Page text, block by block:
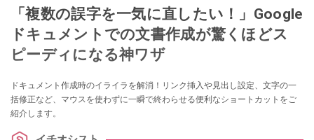
「複数の誤字を一気に直したい！」Google
ドキュメントでの文書作成が驚くほどス
ピーディになる神ワザ
ドキュメント作成時のイライラを解消！リンク挿入や見出し設定、文字の一
括修正など、マウスを使わずに一瞬で終わらせる便利なショートカットをご
紹介します。